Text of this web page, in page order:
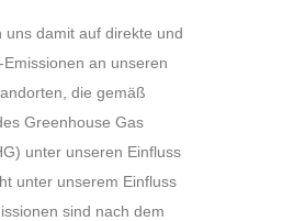
uns damit auf direkte und
-Emissionen an unseren
die gemäß
Greenhouse Gas
unter unseren Einfluss
unter unserem Einfluss
sind nach dem